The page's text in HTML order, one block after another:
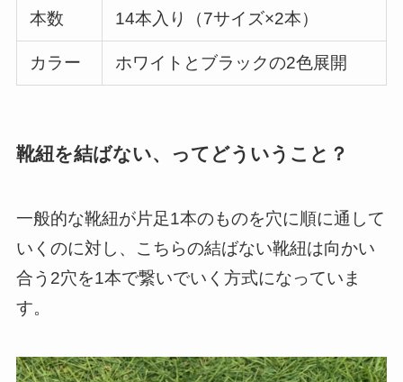
本数 14本入り（7サイズ×2本）
カラー ホワイトとブラックの2色展開
靴紐を結ばない、ってどういうこと？
一般的な靴紐が片足1本のものを穴に順に通して
いくのに対し、こちらの結ばない靴紐は向かい
合う2穴を1本で繋いでいく方式になっていま
す。